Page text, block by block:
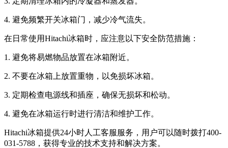
4. 避免频繁开关冰箱门，减少冷气流失。
在日常使用Hitachi冰箱时，应注意以下安全防范措施：
1. 避免将易燃物品放置在冰箱附近。
2. 不要在冰箱上放置重物，以免损坏冰箱。
3. 定期检查电源线和插座，确保无损坏和松动。
4. 避免在冰箱运行时进行清洁和维护工作。
Hitachi冰箱提供24小时人工客服服务，用户可以随时拨打400-
031-5788，获得专业的技术支持和解决方案。